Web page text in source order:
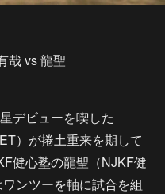
哉 vs 龍聖
デビューを喫した
）が捲土重来を期して
健心塾の龍聖（NJKF健
ンツーを軸に試合を組